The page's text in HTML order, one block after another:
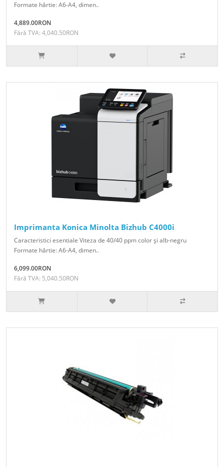
Formate hârtie: A6-A4, dimen..
4,889.00RON
Fără TVA: 4,040.50RON
Imprimanta Konica Minolta Bizhub C4000i
Caracteristici esentiale Viteza de 40/40 ppm color şi alb-negru
Formate hârtie: A6-A4, dimen..
6,099.00RON
Fără TVA: 5,040.50RON